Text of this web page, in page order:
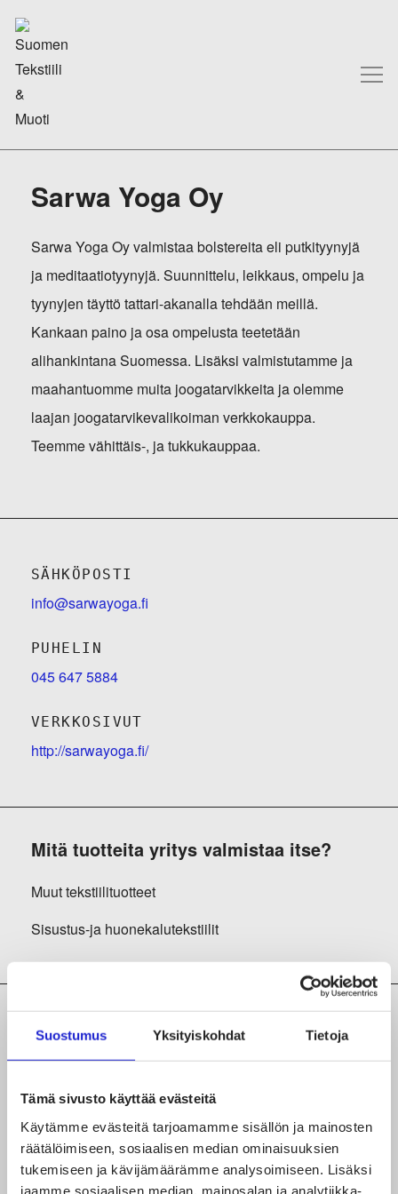
Suostumus Yksityiskohdat Tietoja
Tämä sivusto käyttää evästeitä
Käytämme evästeitä tarjoamamme sisällön ja mainosten
räätälöimiseen, sosiaalisen median ominaisuuksien
tukemiseen ja kävijämäärämme analysoimiseen. Lisäksi
jaamme sosiaalisen median, mainosalan ja analytiikka-
Sarwa Yoga Oy
Sarwa Yoga Oy valmistaa bolstereita eli putkityynyjä
ja meditaatiotyynyjä. Suunnittelu, leikkaus, ompelu ja
tyynyjen täyttö tattari-akanalla tehdään meillä.
Kankaan paino ja osa ompelusta teetetään
alihankintana Suomessa. Lisäksi valmistutamme ja
maahantuomme muita joogatarvikkeita ja olemme
laajan joogatarvikevalikoiman verkkokauppa.
Teemme vähittäis-, ja tukkukauppaa.
SÄHKÖPOSTI
info@sarwayoga.fi
PUHELIN
04​5 647​ 588​4
VERKKOSIVUT
http://sarwayoga.fi/
Mitä tuotteita yritys valmistaa itse?
Muut tekstiilituotteet
Sisustus-ja huonekalutekstiilit
Mitä tekstiili- ja vaatealan tuotantoa tai
palvelua yritys tekee?
Leikkaus
Malliompelu
Muu tekstiili-ja vaatealan valmistusvaihe